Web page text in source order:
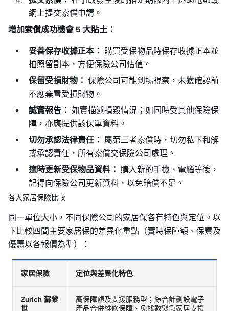
網上提交索償申請。
增加索償成功機會 5 大貼士：
妥善保存收據正本： 購買受保物品時保存收據正本並
拍照留副本，方便保險公司估值。
保留受損財物： 保險公司可能到場視察，未獲確認前
不應棄置受損財物。
誠實報告： 如實描述損毀情況；如同時受其他保險保
障，亦應提供該保單資料。
切勿承認法律責任： 屬第三者索償時，切勿私下和解
或承認責任，所有索償交保險公司處理。
適時更新受保物品資料： 購入新的手機、電腦等後，
記得向保險公司更新資料，以免賠償不足。
各大家居保險比較
同一單位大小，不同保險公司的家居保各有特色與定位。以
下比較四間主要家居保的差異化重點（實時保障額、保費及
優惠以各報價為準）：
家居保險 定位與差異化特色
Zurich 蘇黎
世
高保障額及支援服務型；綜合計劃設電子
產品合併維修保障、免找數緊急家居支援